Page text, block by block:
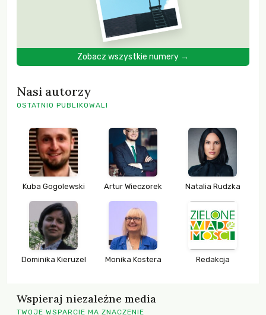
Zobacz wszystkie numery →
Nasi autorzy
OSTATNIO PUBLIKOWALI
Kuba Gogolewski Artur Wieczorek Natalia Rudzka
Dominika Kieruzel Monika Kostera Redakcja
Wspieraj niezależne media
TWOJE WSPARCIE MA ZNACZENIE